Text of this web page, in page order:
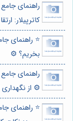
راهنمای
کاترپیلار:
⭐️ راهنمای
بخریم؟ ⚙️
راهنمای
⚙️ از
⭐️ راهنمای